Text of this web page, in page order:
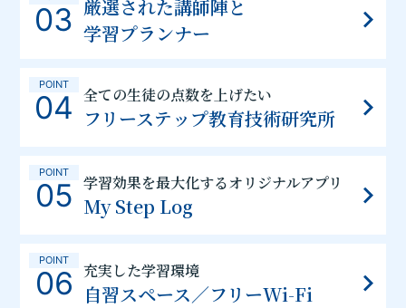
03 厳選された講師陣と
学習プランナー
POINT
04 全ての生徒の点数を上げたい
フリーステップ教育技術研究所
POINT
05 学習効果を最大化するオリジナルアプリ
My Step Log
POINT
06 充実した学習環境
自習スペース／フリーWi-Fi